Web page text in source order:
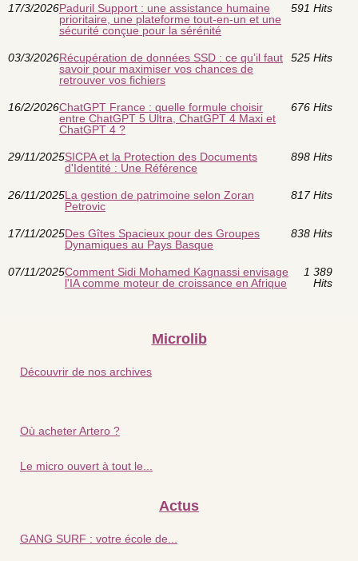
17/3/2026Paduril Support : une assistance humaine
prioritaire, une plateforme tout-en-un et une
sécurité conçue pour la sérénité
591 Hits
03/3/2026Récupération de données SSD : ce qu’il faut
savoir pour maximiser vos chances de
retrouver vos fichiers
525 Hits
16/2/2026ChatGPT France : quelle formule choisir
entre ChatGPT 5 Ultra, ChatGPT 4 Maxi et
ChatGPT 4 ?
676 Hits
29/11/2025SICPA et la Protection des Documents
d'Identité : Une Référence
898 Hits
26/11/2025La gestion de patrimoine selon Zoran
Petrovic
817 Hits
17/11/2025Des Gîtes Spacieux pour des Groupes
Dynamiques au Pays Basque
838 Hits
07/11/2025Comment Sidi Mohamed Kagnassi envisage
l'IA comme moteur de croissance en Afrique
1 389
Hits
Microlib
Découvrir de nos archives
Où acheter Artero ?
Le micro ouvert à tout le...
Actus
GANG SURF : votre école de...